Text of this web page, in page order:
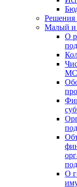
Решения
Малый и
О
О